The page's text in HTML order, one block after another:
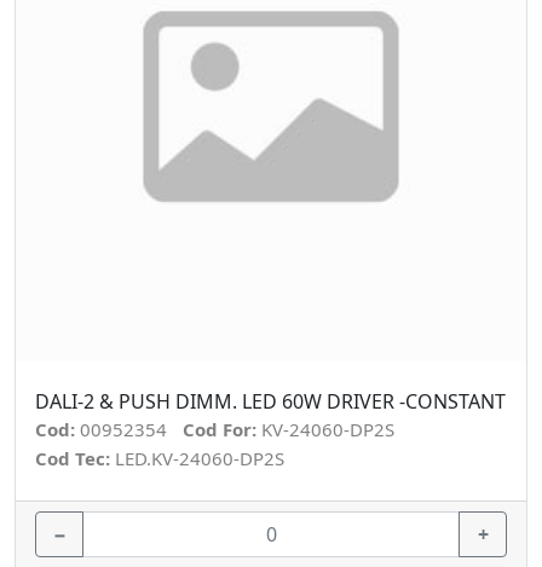
DALI-2 & PUSH DIMM. LED 60W DRIVER -CONSTANT
Cod: 00952354 Cod For: KV-24060-DP2S
Cod Tec: LED.KV-24060-DP2S
− +